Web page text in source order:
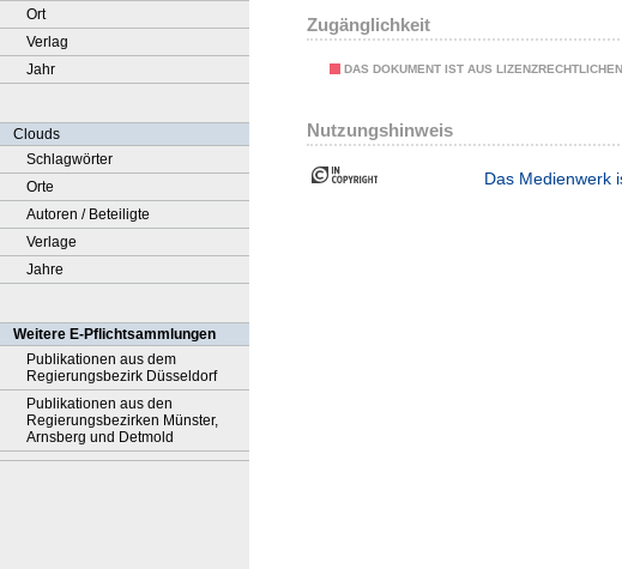
Ort
Verlag
Jahr
Clouds
Schlagwörter
Orte
Autoren / Beteiligte
Verlage
Jahre
Weitere E-Pflichtsammlungen
Publikationen aus dem
Regierungsbezirk Düsseldorf
Publikationen aus den
Regierungsbezirken Münster,
Arnsberg und Detmold
Zugänglichkeit
DAS DOKUMENT IST AUS
Nutzungshinweis
Das Medienwerk